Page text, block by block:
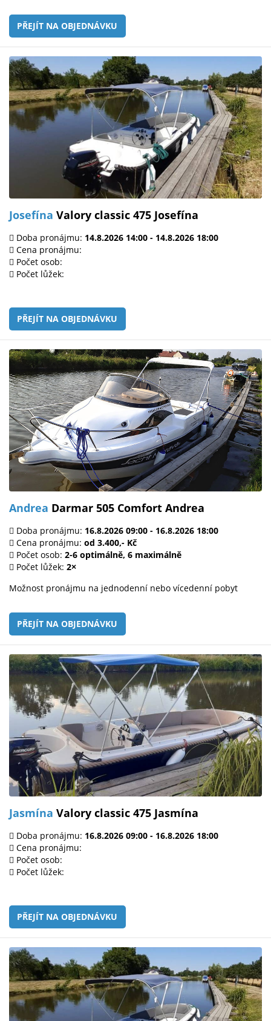
PŘEJÍT NA OBJEDNÁVKU
Josefína Valory classic 475 Josefína
Doba pronájmu: 14.8.2026 14:00 - 14.8.2026 18:00
Cena pronájmu:
Počet osob:
Počet lůžek:
PŘEJÍT NA OBJEDNÁVKU
Andrea Darmar 505 Comfort Andrea
Doba pronájmu: 16.8.2026 09:00 - 16.8.2026 18:00
Cena pronájmu: od 3.400,- Kč
Počet osob: 2-6 optimálně, 6 maximálně
Počet lůžek: 2×
Možnost pronájmu na jednodenní nebo vícedenní pobyt
PŘEJÍT NA OBJEDNÁVKU
Jasmína Valory classic 475 Jasmína
Doba pronájmu: 16.8.2026 09:00 - 16.8.2026 18:00
Cena pronájmu:
Počet osob:
Počet lůžek:
PŘEJÍT NA OBJEDNÁVKU